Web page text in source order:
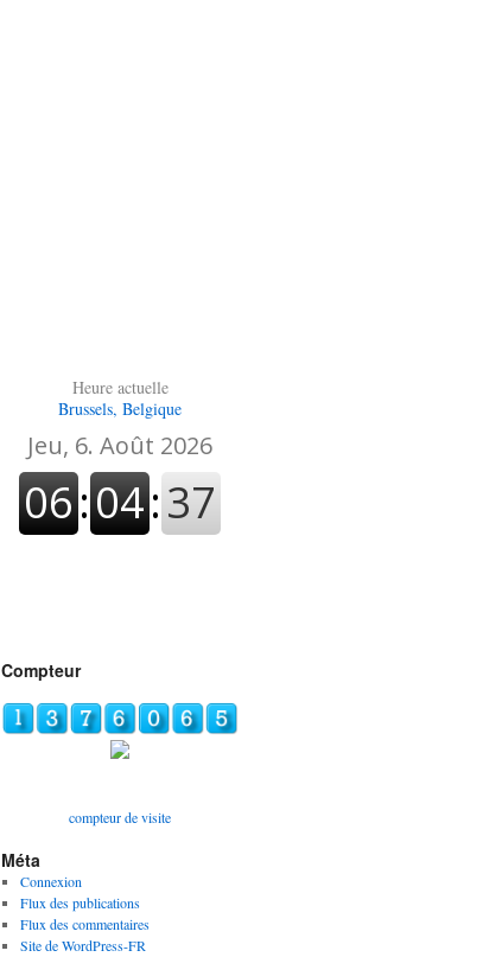
Heure actuelle
Brussels, Belgique
Compteur
compteur de visite
Méta
Connexion
Flux des publications
Flux des commentaires
Site de WordPress-FR